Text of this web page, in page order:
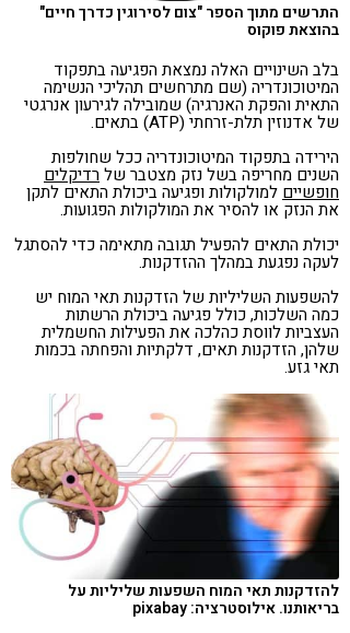
התרשים מתוך הספר "צום לסירוגין כדרך חיים"
בהוצאת פוקוס
בלב השינויים האלה נמצאת הפגיעה בתפקוד
המיטוכונדריה (שם מתרחשים תהליכי הנשימה
התאית והפקת האנרגיה) שמובילה לגירעון אנרגטי
של אדנוזין תלת-זרחתי (ATP) בתאים.
הירידה בתפקוד המיטוכונדריה ככל שחולפות
השנים מחריפה בשל נזק מצטבר שלרדיקלים
חופשייםלמולקולות ופגיעה ביכולת התאים לתקן
את הנזק או להסיר את המולקולות הפגועות.
יכולת התאים להפעיל תגובה מתאימה כדי להסתגל
לעקה נפגעת במהלך ההזדקנות.
להשפעות השליליות של הזדקנות תאי המוח יש
כמה השלכות, כולל פגיעה ביכולת הרשתות
העצביות לווסת כהלכה את הפעילות החשמלית
שלהן, הזדקנות תאים, דלקתיות והפחתה בכמות
תאי גזע.
להזדקנות תאי המוח השפעות שליליות על
בריאותנו. אילוסטרציה: pixabay